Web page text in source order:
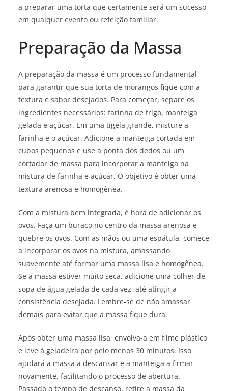
a preparar uma torta que certamente será um sucesso
em qualquer evento ou refeição familiar.
Preparação da Massa
A preparação da massa é um processo fundamental
para garantir que sua torta de morangos fique com a
textura e sabor desejados. Para começar, separe os
ingredientes necessários: farinha de trigo, manteiga
gelada e açúcar. Em uma tigela grande, misture a
farinha e o açúcar. Adicione a manteiga cortada em
cubos pequenos e use a ponta dos dedos ou um
cortador de massa para incorporar a manteiga na
mistura de farinha e açúcar. O objetivo é obter uma
textura arenosa e homogênea.
Com a mistura bem integrada, é hora de adicionar os
ovos. Faça um buraco no centro da massa arenosa e
quebre os ovos. Com as mãos ou uma espátula, comece
a incorporar os ovos na mistura, amassando
suavemente até formar uma massa lisa e homogênea.
Se a massa estiver muito seca, adicione uma colher de
sopa de água gelada de cada vez, até atingir a
consistência desejada. Lembre-se de não amassar
demais para evitar que a massa fique dura.
Após obter uma massa lisa, envolva-a em filme plástico
e leve à geladeira por pelo menos 30 minutos. Isso
ajudará a massa a descansar e a manteiga a firmar
novamente, facilitando o processo de abertura.
Passado o tempo de descanso, retire a massa da